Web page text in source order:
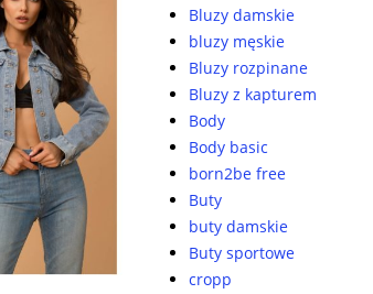
Bluzy damskie
bluzy męskie
Bluzy rozpinane
Bluzy z kapturem
Body
Body basic
born2be free
Buty
buty damskie
Buty sportowe
cropp